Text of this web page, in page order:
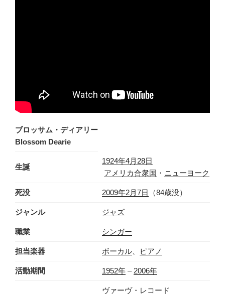
ブロッサム・ディアリー
Blossom Dearie
生誕
1924年4月28日
アメリカ合衆国 ・ ニューヨーク
死没 2009年2月7日 （84歳没）
ジャンル ジャズ
職業 シンガー
担当楽器 ボーカル、 ピアノ
活動期間 1952年– 2006年
ヴァーヴ・レコード